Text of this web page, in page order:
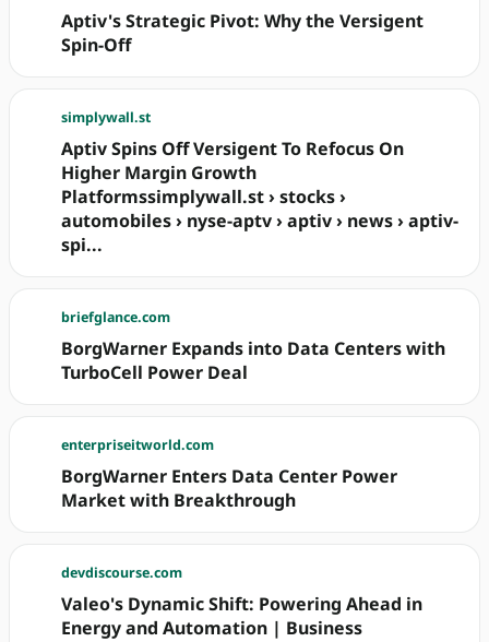
Aptiv's Strategic Pivot: Why the Versigent
Spin-Off
simplywall.st
Aptiv Spins Off Versigent To Refocus On
Higher Margin Growth
Platformssimplywall.st › stocks ›
automobiles › nyse-aptv › aptiv › news › aptiv-
spi...
briefglance.com
BorgWarner Expands into Data Centers with
TurboCell Power Deal
enterpriseitworld.com
BorgWarner Enters Data Center Power
Market with Breakthrough
devdiscourse.com
Valeo's Dynamic Shift: Powering Ahead in
Energy and Automation | Business